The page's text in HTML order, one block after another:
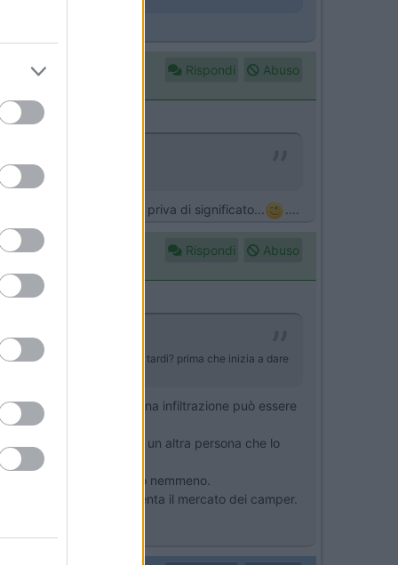
Rispondi Abuso
domanda altrettanto priva di significato... ....
Rispondi Abuso
vendo prima che e troppo tardi? prima che inizia a dare
si lascia andare una infiltrazione può essere
circa 20 anni fa ad un altra persona che lo
nuovo non si sognano nemmeno.
e questo alimenta il mercato dei camper.